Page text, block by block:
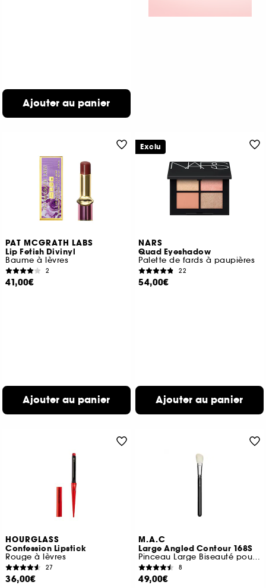
Ajouter au panier
PAT MCGRATH LABS
Lip Fetish Divinyl
Baume à lèvres
2
41,00€
Ajouter au panier
NARS
Quad Eyeshadow
Palette de fards à paupières
22
54,00€
Ajouter au panier
Exclu
HOURGLASS
Confession Lipstick
Rouge à lèvres
27
36,00€
M.A.C
Large Angled Contour 168S
Pinceau Large Biseauté pour Modeler
8
49,00€